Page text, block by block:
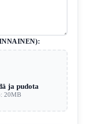
ja pudota
20MB